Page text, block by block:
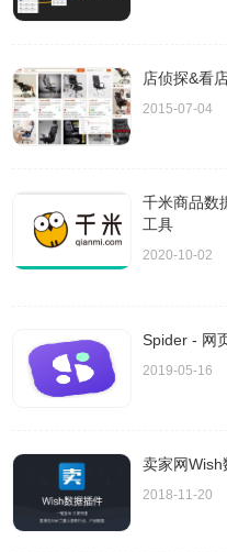
店侦探&看
2015-07-04
千米商品数
工具
2020-10-02
Spider - 网
2019-05-16
卖家网Wish
2018-11-20